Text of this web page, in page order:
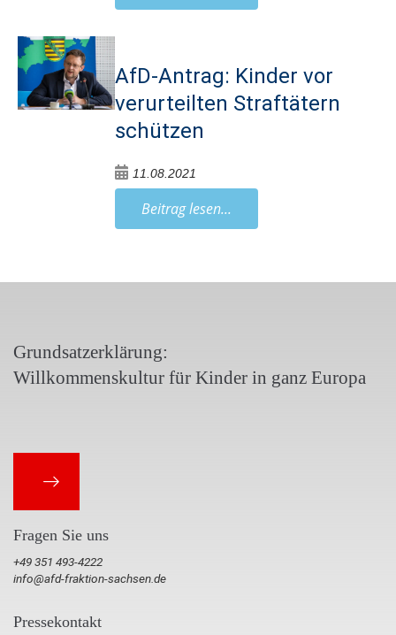
AfD-Antrag: Kinder vor
verurteilten Straftätern
schützen
11.08.2021
Beitrag lesen...
Grundsatzerklärung:
Willkommenskultur für Kinder in ganz Europa
Fragen Sie uns
+49 351 493-4222
info@afd-fraktion-sachsen.de
Pressekontakt